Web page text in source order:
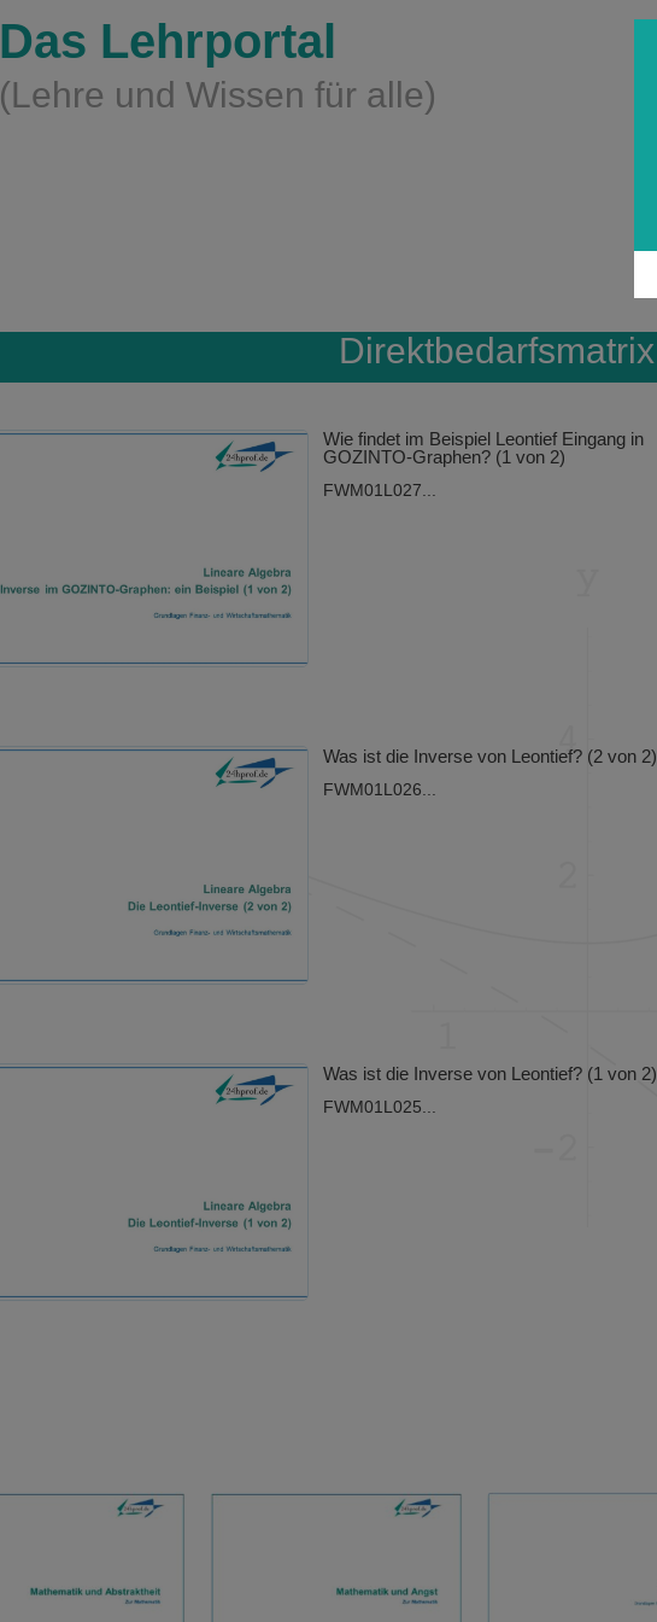
Das Lehrportal
(Lehre und Wissen für alle)
Direktbedarfsmatrix
Wie findet im Beispiel Leontief Eingang in
GOZINTO-Graphen? (1 von 2)
FWM01L027...
Was ist die Inverse von Leontief? (2 von 2)
FWM01L026...
Was ist die Inverse von Leontief? (1 von 2)
FWM01L025...